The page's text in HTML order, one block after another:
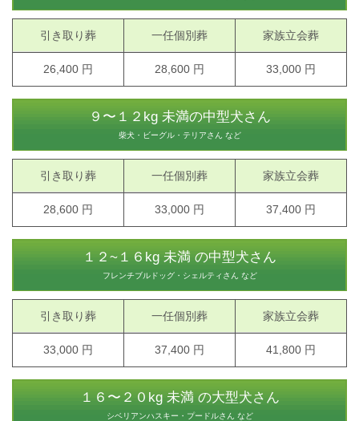
引き取り葬 一任個別葬 家族立会葬
26,400 円 28,600 円 33,000 円
９〜１２kg 未満の中型犬さん
柴犬・ビーグル・テリアさん など
引き取り葬 一任個別葬 家族立会葬
28,600 円 33,000 円 37,400 円
１２~１６kg 未満 の中型犬さん
フレンチブルドッグ・シェルティさん など
引き取り葬 一任個別葬 家族立会葬
33,000 円 37,400 円 41,800 円
１６〜２０kg 未満 の大型犬さん
シベリアンハスキー・プードルさん など